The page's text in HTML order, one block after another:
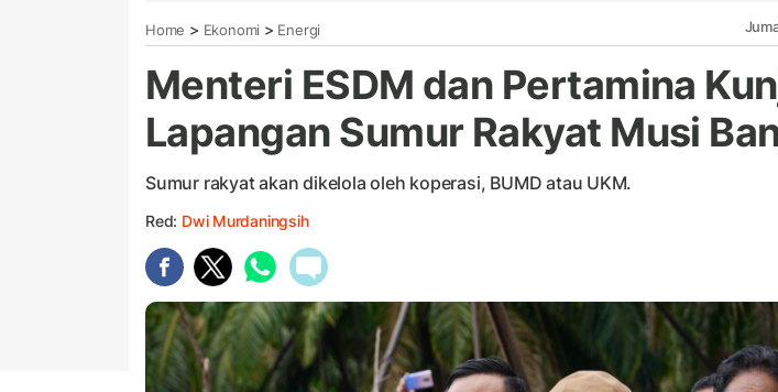
Home > Ekonomi > Energi
Menteri ESDM dan Pertamina
Lapangan Sumur Rakyat Musi
Sumur rakyat akan dikelola oleh koperasi, BUMD atau UKM.
Red: Dwi Murdaningsih